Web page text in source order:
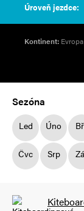
Úroveň jezdce:
Kontinent: Evropa
Sezóna
Led Úno
Čvc Srp